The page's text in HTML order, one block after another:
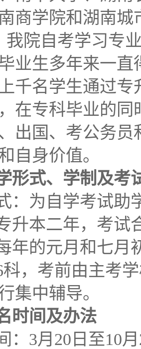
商学院和湖南
我院自考学习专
业生多年来一
千名学生通过
在专科毕业的
出国、考公务
自身价值。
形式、学制及考
：为自学考试助
升本二年，考试
年的元月和七月
科，考前由主考
集中辅导。
时间及办法
：3月20日至10